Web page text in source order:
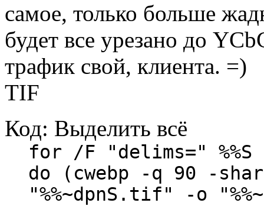
самое, только больше
будет все урезано до
трафик свой, клиента. =)
TIF
Код: Выделить всё
for /F "delims="
do (cwebp -q 90 -
"%%~dpnS.tif" -o